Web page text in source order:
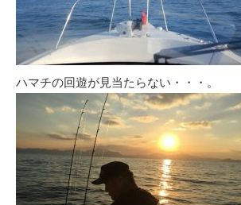
ハマチの回遊が見当たらない・・・。